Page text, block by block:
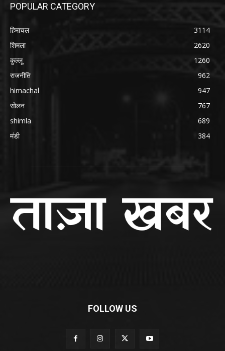
POPULAR CATEGORY
हिमाचल
3114
शिमला
2620
कुल्लू
1260
राजनीति
962
himachal
947
सोलन
767
shimla
689
मंडी
384
FOLLOW US